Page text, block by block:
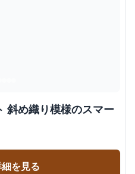
斜め織り模様のスマー
を見る